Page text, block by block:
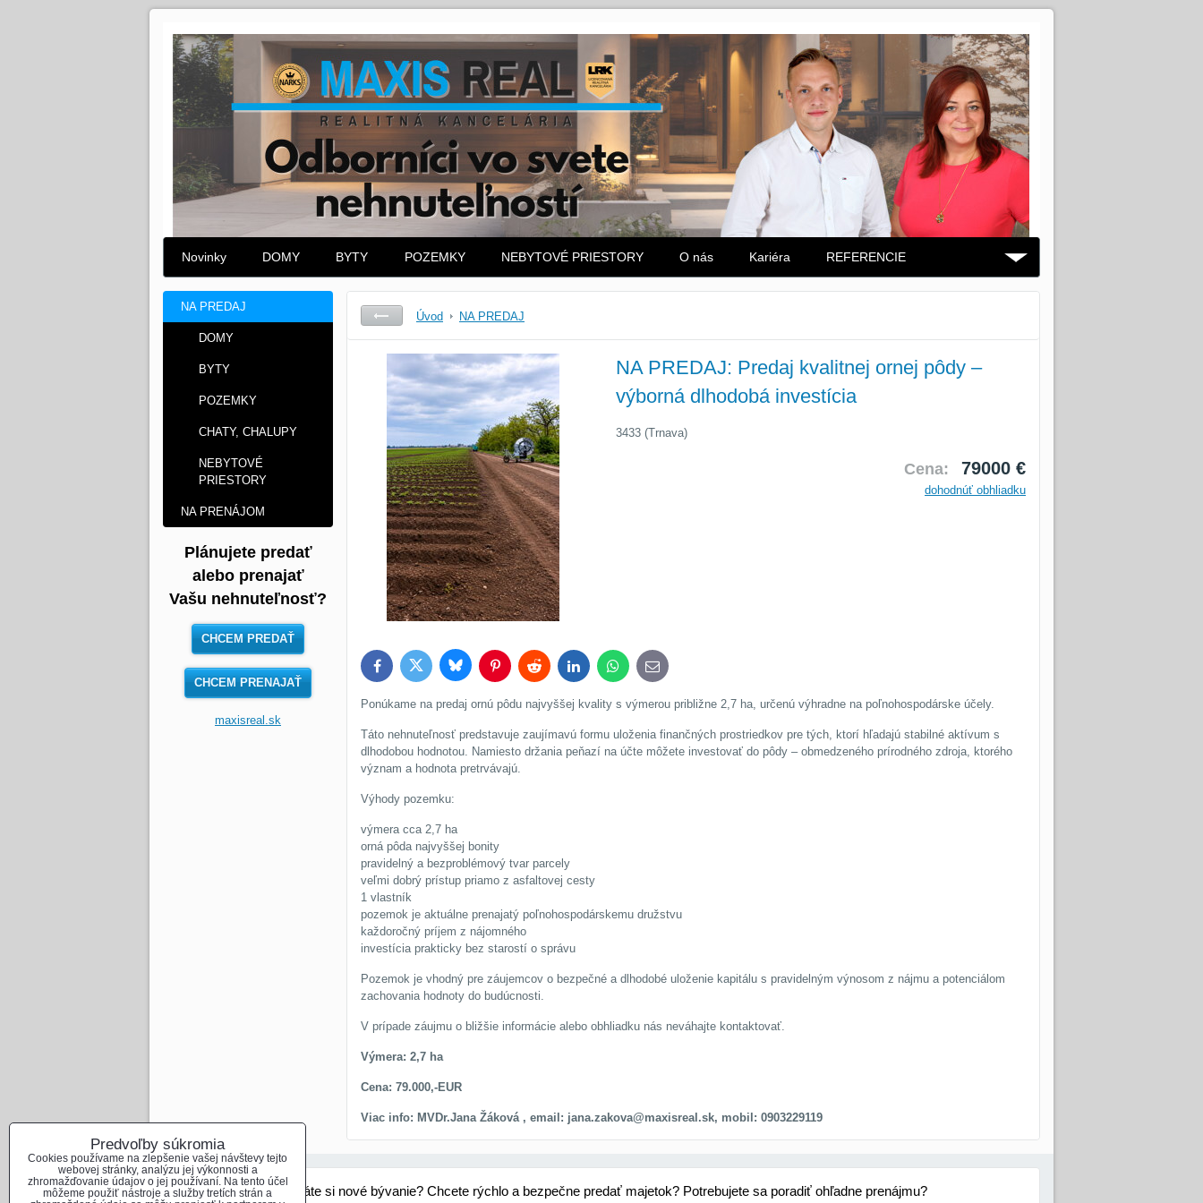
Novinky DOMY BYTY POZEMKY NEBYTOVÉ PRIESTORY O nás Kariéra REFERENCIE
Úvod NA PREDAJ
NA PREDAJ: Predaj kvalitnej ornej pôdy –
výborná dlhodobá investícia
3433 (Trnava)
Cena: 79000 €
dohodnúť obhliadku
FacebookTwitter BlueskyPinterestReddit LinkedInWhatsApp
E-
mail
Ponúkame na predaj ornú pôdu najvyššej kvality s výmerou približne 2,7 ha, určenú výhradne na poľnohospodárske účely.
Táto nehnuteľnosť predstavuje zaujímavú formu uloženia finančných prostriedkov pre tých, ktorí hľadajú stabilné aktívum s
dlhodobou hodnotou. Namiesto držania peňazí na účte môžete investovať do pôdy – obmedzeného prírodného zdroja, ktorého
význam a hodnota pretrvávajú.
Výhody pozemku:
výmera cca 2,7 ha
orná pôda najvyššej bonity
pravidelný a bezproblémový tvar parcely
veľmi dobrý prístup priamo z asfaltovej cesty
1 vlastník
pozemok je aktuálne prenajatý poľnohospodárskemu družstvu
každoročný príjem z nájomného
investícia prakticky bez starostí o správu
Pozemok je vhodný pre záujemcov o bezpečné a dlhodobé uloženie kapitálu s pravidelným výnosom z nájmu a potenciálom
zachovania hodnoty do budúcnosti.
V prípade záujmu o bližšie informácie alebo obhliadku nás neváhajte kontaktovať.
Výmera: 2,7 ha
Cena: 79.000,-EUR
Viac info: MVDr.Jana Žáková , email: jana.zakova@maxisreal.sk, mobil: 0903229119
NA PREDAJ
DOMY
BYTY
POZEMKY
CHATY, CHALUPY
NEBYTOVÉ
PRIESTORY
NA PRENÁJOM
Plánujete predať
alebo prenajať
Vašu nehnuteľnosť?
CHCEM PREDAŤ
CHCEM PRENAJAŤ
maxisreal.sk
Hladáte si nové bývanie? Chcete rýchlo a bezpečne predať majetok? Potrebujete sa poradiť ohľadne prenájmu?
Predvoľby súkromia
Cookies používame na zlepšenie vašej návštevy tejto
webovej stránky, analýzu jej výkonnosti a
zhromažďovanie údajov o jej používaní. Na tento účel
môžeme použiť nástroje a služby tretích strán a